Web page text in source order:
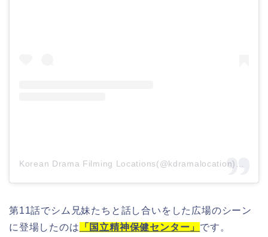
Korean Drama Filming Locations(@kdramalocation)がシェアした投稿
第11話でシム兄妹たちと話し合いをした広場のシーン
に登場したのは 「国立精神保健センター」 です。